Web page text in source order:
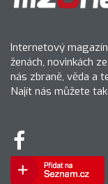
Internetový
ženách, novinkách
nás zbraně, věda a
Najít nás můžete